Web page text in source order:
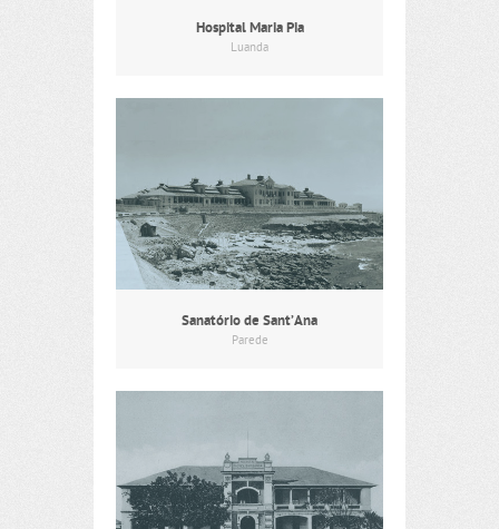
Hospital Maria Pia
Luanda
Sanatório de Sant’Ana
Parede